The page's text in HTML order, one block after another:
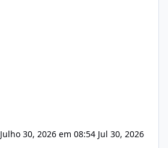
Julho 30, 2026 em 08:54 Jul 30, 2026